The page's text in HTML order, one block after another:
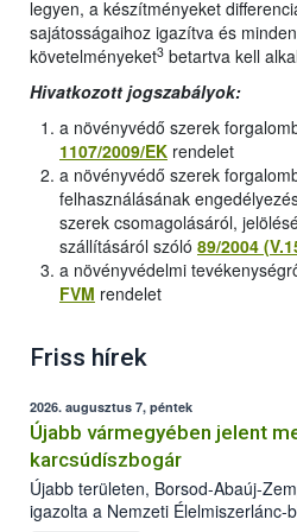
legyen, a készítményeket
sajátosságaihoz igazítva és
követelményeket3 betartva kell
Hivatkozott jogszabályok:
a növényvédő szerek
1107/2009/EK rendelet
a növényvédő szerek
felhasználásának
szerek csomagolásáról,
szállításáról szóló 89/2004
a növényvédelmi
FVM rendelet
Friss hírek
2026. augusztus 7, péntek
Újabb vármegyében jelent
karcsúdíszbogár
Újabb területen, Borsod-Abaúj-
igazolta a Nemzeti Élelmiszerlánc-